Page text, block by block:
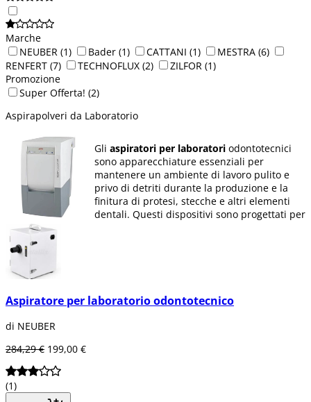
Marche
NEUBER (1) Bader (1) CATTANI (1) MESTRA (6)
RENFERT (7) TECHNOFLUX (2) ZILFOR (1)
Promozione
Super Offerta! (2)
Aspirapolveri da Laboratorio
Gli aspiratori per laboratori odontotecnici
sono apparecchiature essenziali per
mantenere un ambiente di lavoro pulito e
privo di detriti durante la produzione e la
finitura di protesi, stecche e altri elementi
dentali. Questi dispositivi sono progettati per
la qualità del lavoro.
Aspiratore per laboratorio odontotecnico
di NEUBER
284,29 € 199,00 €
(1)